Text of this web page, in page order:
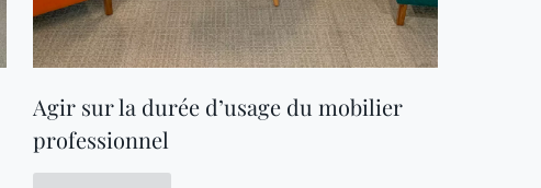
Agir sur la durée d’usage du mobilier
professionnel